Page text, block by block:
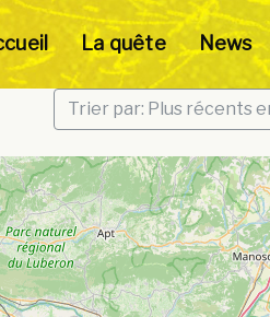
La quête News
Trier par: Plus récents